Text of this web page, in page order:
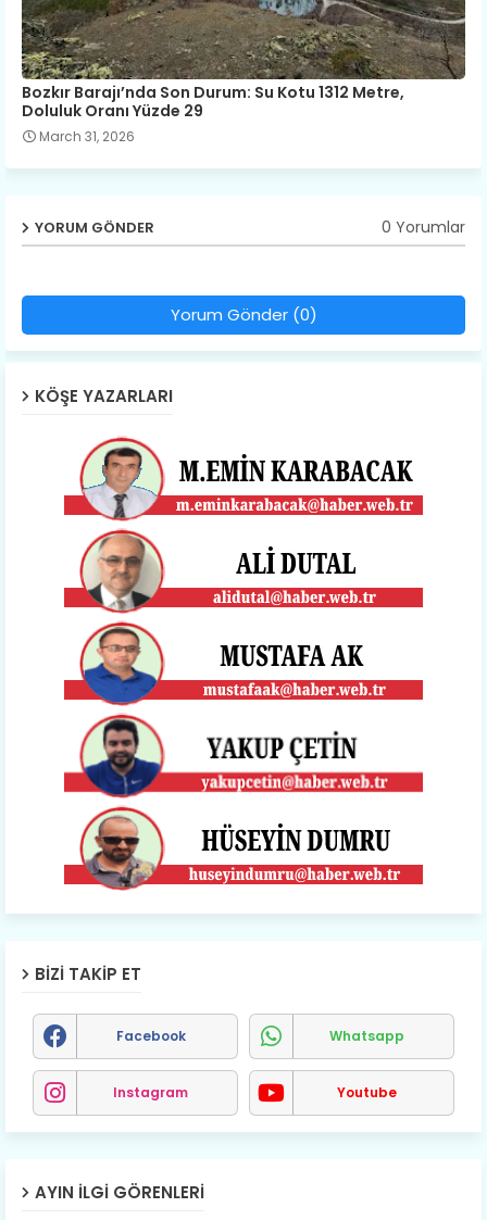
Bozkır Barajı’nda Son Durum: Su Kotu 1312 Metre,
Doluluk Oranı Yüzde 29
March 31, 2026
YORUM GÖNDER 0 Yorumlar
Yorum Gönder (0)
KÖŞE YAZARLARI
BIZI TAKIP ET
Facebook Whatsapp
Instagram Youtube
AYIN İLGI GÖRENLERI